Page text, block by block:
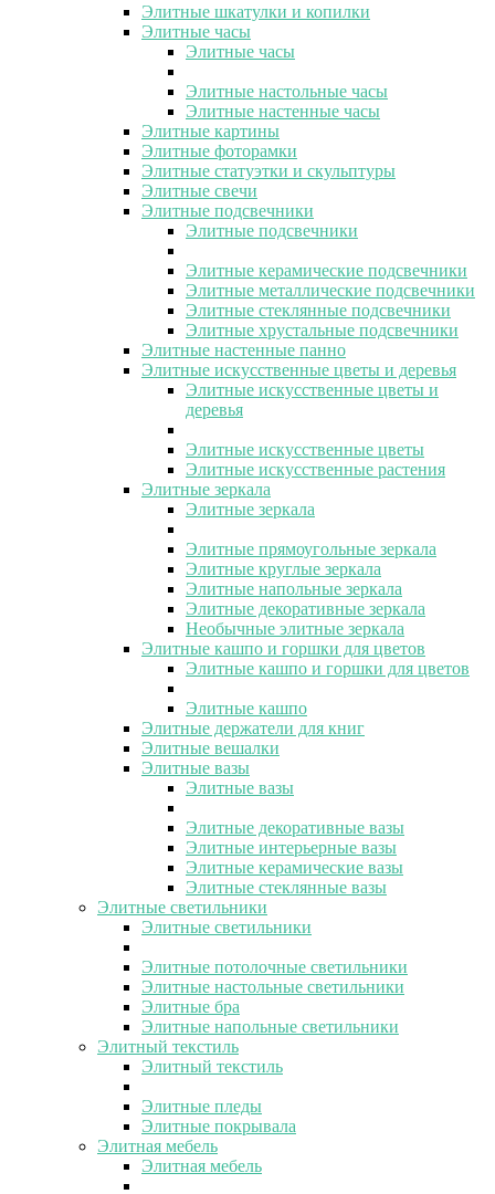
Элитные шкатулки и копилки
Элитные часы
Элитные часы
Элитные настольные часы
Элитные настенные часы
Элитные картины
Элитные фоторамки
Элитные статуэтки и скульптуры
Элитные свечи
Элитные подсвечники
Элитные подсвечники
Элитные керамические подсвечники
Элитные металлические подсвечники
Элитные стеклянные подсвечники
Элитные хрустальные подсвечники
Элитные настенные панно
Элитные искусственные цветы и деревья
Элитные искусственные цветы и
деревья
Элитные искусственные цветы
Элитные искусственные растения
Элитные зеркала
Элитные зеркала
Элитные прямоугольные зеркала
Элитные круглые зеркала
Элитные напольные зеркала
Элитные декоративные зеркала
Необычные элитные зеркала
Элитные кашпо и горшки для цветов
Элитные кашпо и горшки для цветов
Элитные кашпо
Элитные держатели для книг
Элитные вешалки
Элитные вазы
Элитные вазы
Элитные декоративные вазы
Элитные интерьерные вазы
Элитные керамические вазы
Элитные стеклянные вазы
Элитные светильники
Элитные светильники
Элитные потолочные светильники
Элитные настольные светильники
Элитные бра
Элитные напольные светильники
Элитный текстиль
Элитный текстиль
Элитные пледы
Элитные покрывала
Элитная мебель
Элитная мебель